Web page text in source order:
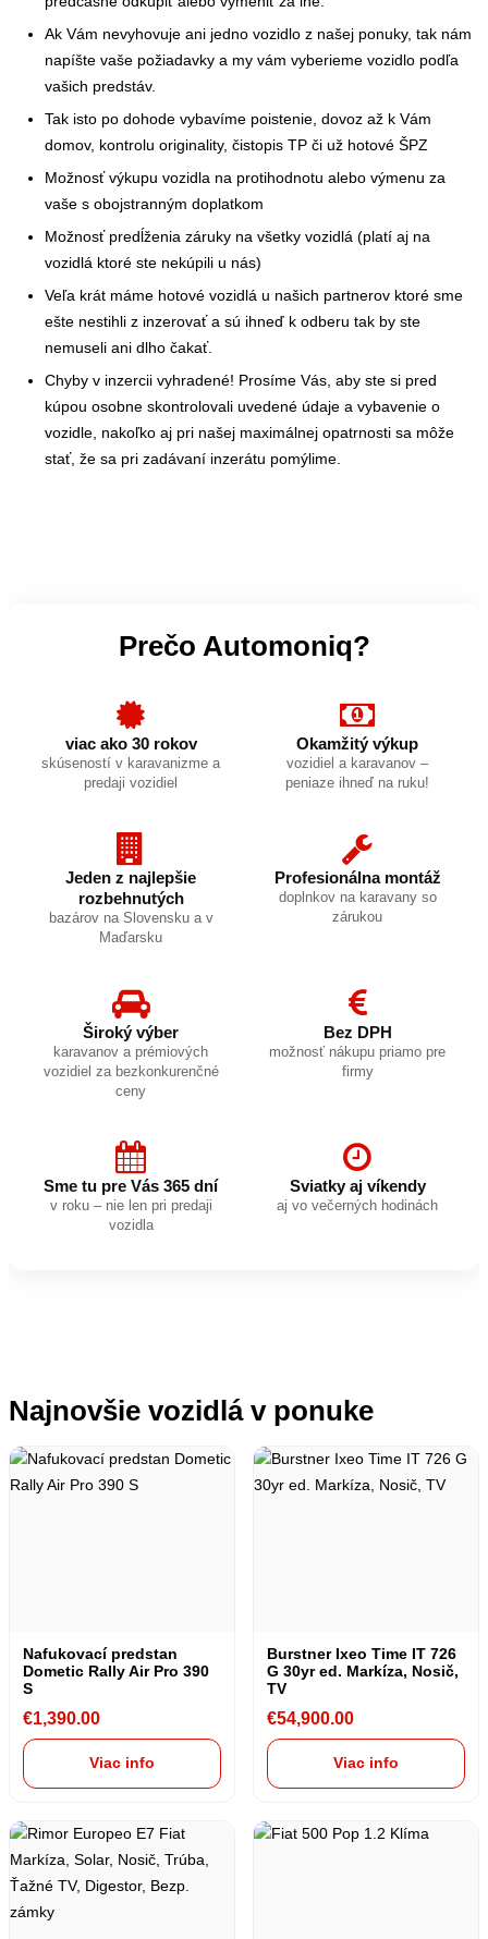
Ak Vám nevyhovuje ani jedno vozidlo z našej ponuky, tak nám
napíšte vaše požiadavky a my vám vyberieme vozidlo podľa
vašich predstáv.
Tak isto po dohode vybavíme poistenie, dovoz až k Vám
domov, kontrolu originality, čistopis TP či už hotové ŠPZ
Možnosť výkupu vozidla na protihodnotu alebo výmenu za
vaše s obojstranným doplatkom
Možnosť predĺženia záruky na všetky vozidlá (platí aj na
vozidlá ktoré ste nekúpili u nás)
Veľa krát máme hotové vozidlá u našich partnerov ktoré sme
ešte nestihli z inzerovať a sú ihneď k odberu tak by ste
nemuseli ani dlho čakať.
Chyby v inzercii vyhradené! Prosíme Vás, aby ste si pred
kúpou osobne skontrolovali uvedené údaje a vybavenie o
vozidle, nakoľko aj pri našej maximálnej opatrnosti sa môže
stať, že sa pri zadávaní inzerátu pomýlime.
Prečo Automoniq?
viac ako 30 rokov
skúseností v karavanizme a
predaji vozidiel
Okamžitý výkup
vozidiel a karavanov –
peniaze ihneď na ruku!
Jeden z najlepšie
rozbehnutých
bazárov na Slovensku a v
Maďarsku
Profesionálna montáž
doplnkov na karavany so
zárukou
Široký výber
karavanov a prémiových
vozidiel za bezkonkurenčné
ceny
Bez DPH
možnosť nákupu priamo pre
firmy
Sme tu pre Vás 365 dní
v roku – nie len pri predaji
vozidla
Sviatky aj víkendy
aj vo večerných hodinách
Najnovšie vozidlá v ponuke
Nafukovací predstan
Dometic Rally Air Pro 390
S
€1,390.00
Viac info
Burstner Ixeo Time IT 726
G 30yr ed. Markíza, Nosič,
TV
€54,900.00
Viac info